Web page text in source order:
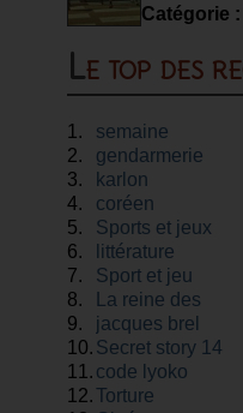
Catégorie :
Le top des
1.
semaine
2.
gendarmerie
3.
karlon
4.
coréen
5.
Sports et jeux
6.
littérature
7.
Sport et jeu
8.
La reine des
neiges
9.
jacques brel
10. Secret story 14
11. code lyoko
12.Torture